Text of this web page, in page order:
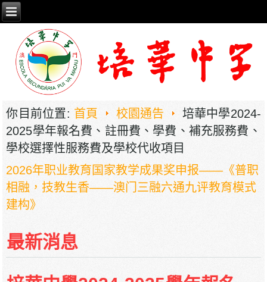
你目前位置: 首頁 校園通告
培華中學2024-
2025學年報名費、註冊費、學費、補充服務費、
學校選擇性服務費及學校代收項目
2026年职业教育国家教学成果奖申报——《普职
相融，技教生香——澳门三融六通九评教育模式
建构》
費、補充服務費、學校選擇性服務費及學校代收
項目
培華中學收費項目一覽表
最新消息